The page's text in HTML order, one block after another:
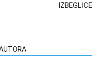
IZBEGLICE